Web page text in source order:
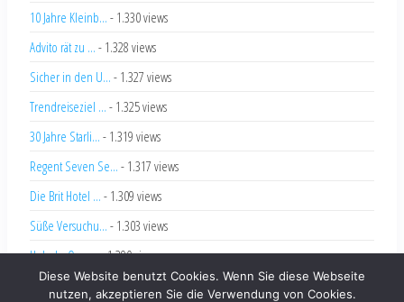
10 Jahre Kleinb... - 1.330 views
Advito rät zu ... - 1.328 views
Sicher in den U... - 1.327 views
Trendreiseziel ... - 1.325 views
30 Jahre Starli... - 1.319 views
Regent Seven Se... - 1.317 views
Die Brit Hotel ... - 1.309 views
Süße Versuchu... - 1.303 views
Hole-In-One ...- 1.290 views
Diese Website benutzt Cookies. Wenn Sie diese Webseite
nutzen, akzeptieren Sie die Verwendung von Cookies.